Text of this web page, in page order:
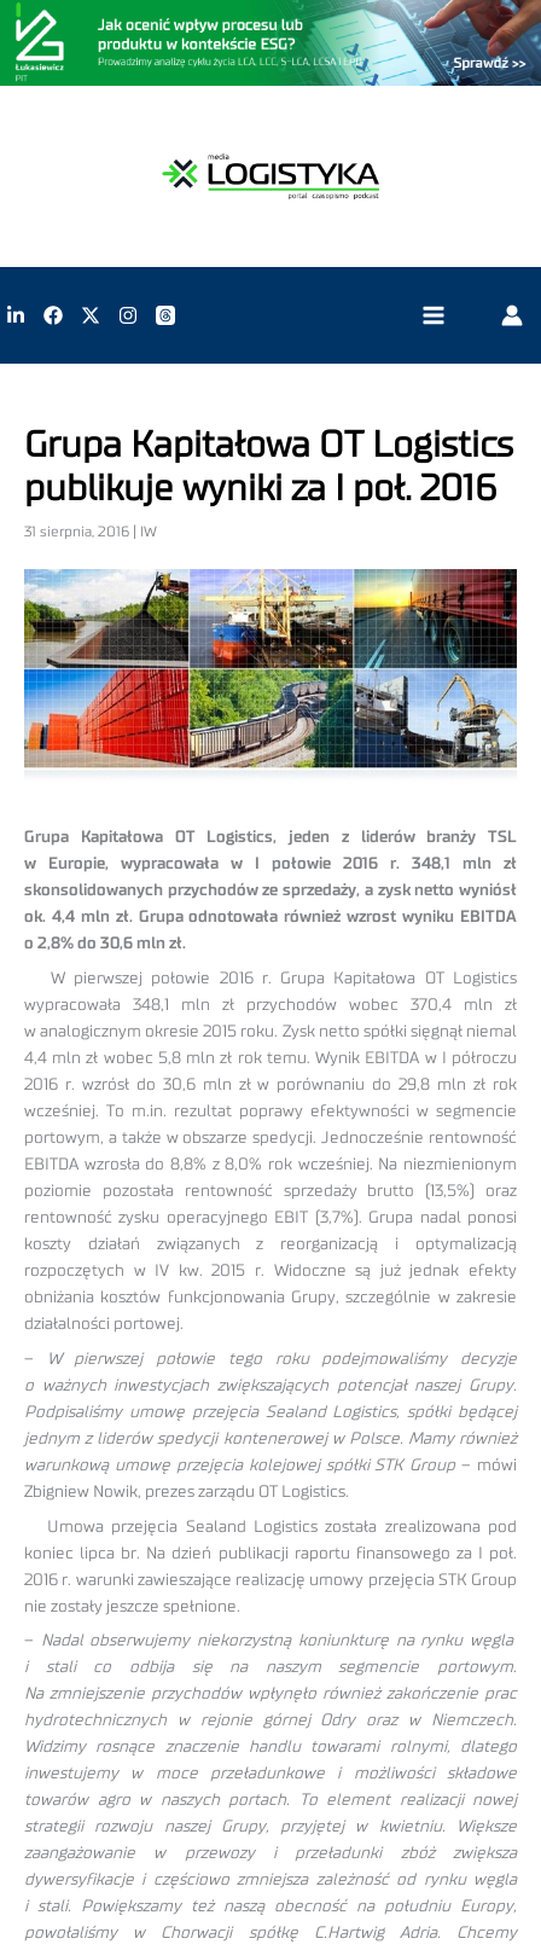
Grupa Kapitałowa OT Logistics
publikuje wyniki za I poł. 2016
31 sierpnia, 2016 | IW
Grupa Kapitałowa OT Logistics, jeden z liderów branży TSL
w Europie, wypracowała w I połowie 2016 r. 348,1 mln zł
skonsolidowanych przychodów ze sprzedaży, a zysk netto wyniósł
ok. 4,4 mln zł. Grupa odnotowała również wzrost wyniku EBITDA
o 2,8% do 30,6 mln zł.
W pierwszej połowie 2016 r. Grupa Kapitałowa OT Logistics
wypracowała 348,1 mln zł przychodów wobec 370,4 mln zł
w analogicznym okresie 2015 roku. Zysk netto spółki sięgnął niemal
4,4 mln zł wobec 5,8 mln zł rok temu. Wynik EBITDA w I półroczu
2016 r. wzrósł do 30,6 mln zł w porównaniu do 29,8 mln zł rok
wcześniej. To m.in. rezultat poprawy efektywności w segmencie
portowym, a także w obszarze spedycji. Jednocześnie rentowność
EBITDA wzrosła do 8,8% z 8,0% rok wcześniej. Na niezmienionym
poziomie pozostała rentowność sprzedaży brutto (13,5%) oraz
rentowność zysku operacyjnego EBIT (3,7%). Grupa nadal ponosi
koszty działań związanych z reorganizacją i optymalizacją
rozpoczętych w IV kw. 2015 r. Widoczne są już jednak efekty
obniżania kosztów funkcjonowania Grupy, szczególnie w zakresie
działalności portowej.
–
W pierwszej połowie tego roku podejmowaliśmy decyzje
o ważnych inwestycjach zwiększających potencjał naszej Grupy.
Podpisaliśmy umowę przejęcia Sealand Logistics, spółki będącej
jednym z liderów spedycji kontenerowej w Polsce. Mamy również
warunkową umowę przejęcia kolejowej spółki STK Group– mówi
Zbigniew Nowik, prezes zarządu OT Logistics.
Umowa przejęcia Sealand Logistics została zrealizowana pod
koniec lipca br. Na dzień publikacji raportu finansowego za I poł.
2016 r. warunki zawieszające realizację umowy przejęcia STK Group
nie zostały jeszcze spełnione.
– Nadal obserwujemy niekorzystną koniunkturę na rynku węgla
i stali co odbija się na naszym segmencie portowym.
Na zmniejszenie przychodów wpłynęło również zakończenie prac
hydrotechnicznych w rejonie górnej Odry oraz w Niemczech.
Widzimy rosnące znaczenie handlu towarami rolnymi, dlatego
inwestujemy w moce przeładunkowe i możliwości składowe
towarów agro w naszych portach. To element realizacji nowej
strategii rozwoju naszej Grupy, przyjętej w kwietniu. Większe
zaangażowanie w przewozy i przeładunki zbóż zwiększa
dywersyfikacje i częściowo zmniejsza zależność od rynku węgla
i stali. Powiększamy też naszą obecność na południu Europy,
powołaliśmy w Chorwacji spółkę C.Hartwig Adria. Chcemy